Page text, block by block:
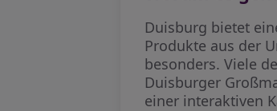
Duisburg bietet
Produkte aus der
besonders. Viele
Duisburger
einer interaktiven